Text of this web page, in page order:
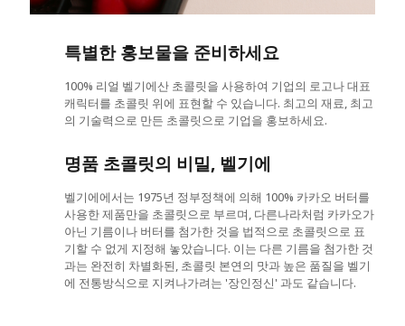
특별한 홍보물을 준비하세요
100% 리얼 벨기에산 초콜릿을 사용하여 기업의 로고나 대표
캐릭터를 초콜릿 위에 표현할 수 있습니다. 최고의 재료, 최고
의 기술력으로 만든 초콜릿으로 기업을 홍보하세요.
명품 초콜릿의 비밀, 벨기에
벨기에에서는 1975년 정부정책에 의해 100% 카카오 버터를
사용한 제품만을 초콜릿으로 부르며, 다른나라처럼 카카오가
아닌 기름이나 버터를 첨가한 것을 법적으로 초콜릿으로 표
기할 수 없게 지정해 놓았습니다. 이는 다른 기름을 첨가한 것
과는 완전히 차별화된, 초콜릿 본연의 맛과 높은 품질을 벨기
에 전통방식으로 지켜나가려는 '장인정신' 과도 같습니다.